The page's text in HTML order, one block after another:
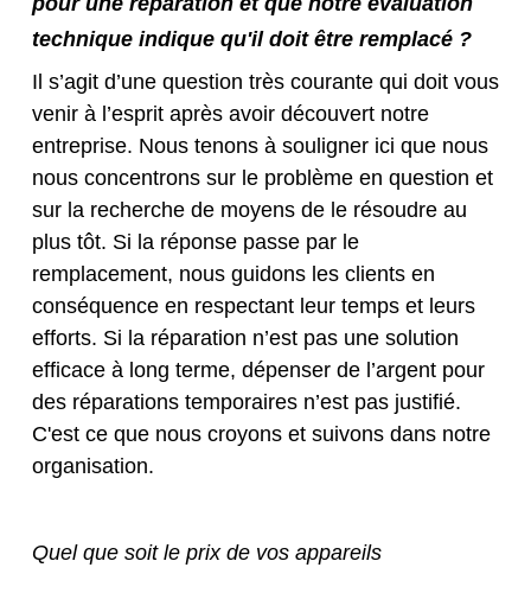
technique indique qu'il doit être remplacé ?
Il s’agit d’une question très courante qui doit vous
venir à l’esprit après avoir découvert notre
entreprise. Nous tenons à souligner ici que nous
nous concentrons sur le problème en question et
sur la recherche de moyens de le résoudre au
plus tôt. Si la réponse passe par le
remplacement, nous guidons les clients en
conséquence en respectant leur temps et leurs
efforts. Si la réparation n’est pas une solution
efficace à long terme, dépenser de l’argent pour
des réparations temporaires n’est pas justifié.
C'est ce que nous croyons et suivons dans notre
organisation.
Quel que soit le prix de vos appareils